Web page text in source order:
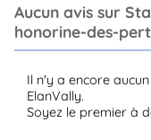
Aucun avis sur
honorine-des-
Il n'y a encore
ElanVally.
Soyez le premier à